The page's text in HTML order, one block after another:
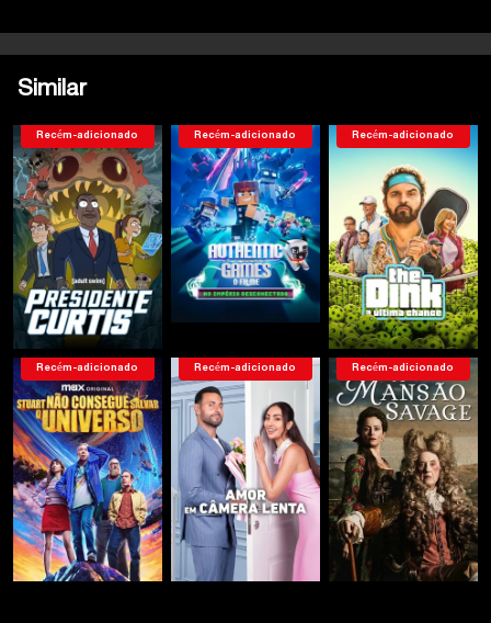
Similar
Recém-adicionado Recém-adicionado Recém-adicionado
Recém-adicionado Recém-adicionado Recém-adicionado